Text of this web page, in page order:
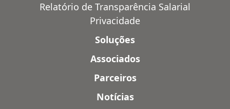
Relatório de Transparência Salarial
Privacidade
Soluções
Associados
Parceiros
Notícias